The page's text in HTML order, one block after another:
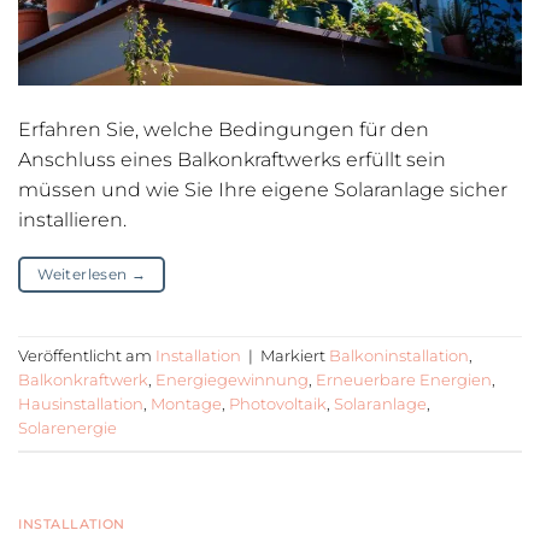
Erfahren Sie, welche Bedingungen für den
Anschluss eines Balkonkraftwerks erfüllt sein
müssen und wie Sie Ihre eigene Solaranlage sicher
installieren.
Weiterlesen →
Veröffentlicht am Installation | Markiert Balkoninstallation,
Balkonkraftwerk, Energiegewinnung, Erneuerbare Energien,
Hausinstallation, Montage, Photovoltaik, Solaranlage,
Solarenergie
INSTALLATION